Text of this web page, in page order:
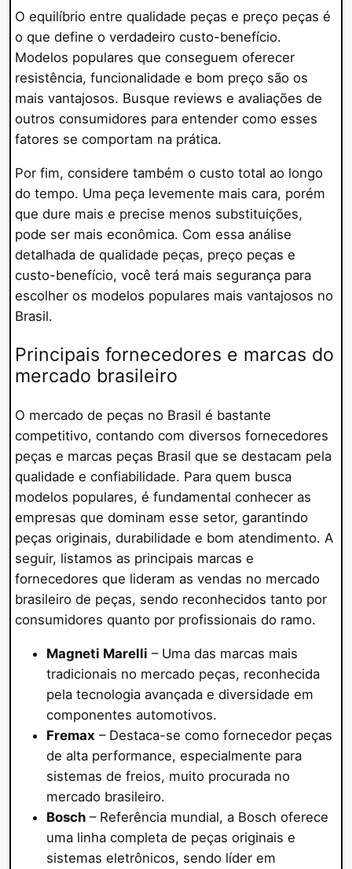
O equilíbrio entre qualidade peças e preço peças é
o que define o verdadeiro custo-benefício.
Modelos populares que conseguem oferecer
resistência, funcionalidade e bom preço são os
mais vantajosos. Busque reviews e avaliações de
outros consumidores para entender como esses
fatores se comportam na prática.
Por fim, considere também o custo total ao longo
do tempo. Uma peça levemente mais cara, porém
que dure mais e precise menos substituições,
pode ser mais econômica. Com essa análise
detalhada de qualidade peças, preço peças e
custo-benefício, você terá mais segurança para
escolher os modelos populares mais vantajosos no
Brasil.
Principais fornecedores e marcas do
mercado brasileiro
O mercado de peças no Brasil é bastante
competitivo, contando com diversos fornecedores
peças e marcas peças Brasil que se destacam pela
qualidade e confiabilidade. Para quem busca
modelos populares, é fundamental conhecer as
empresas que dominam esse setor, garantindo
peças originais, durabilidade e bom atendimento. A
seguir, listamos as principais marcas e
fornecedores que lideram as vendas no mercado
brasileiro de peças, sendo reconhecidos tanto por
consumidores quanto por profissionais do ramo.
Magneti Marelli – Uma das marcas mais
tradicionais no mercado peças, reconhecida
pela tecnologia avançada e diversidade em
componentes automotivos.
Fremax – Destaca-se como fornecedor peças
de alta performance, especialmente para
sistemas de freios, muito procurada no
mercado brasileiro.
Bosch– Referência mundial, a Bosch oferece
uma linha completa de peças originais e
sistemas eletrônicos, sendo líder em